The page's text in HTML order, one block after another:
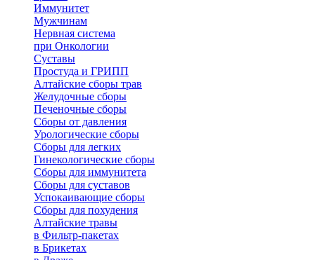
Иммунитет
Мужчинам
Нервная система
при Онкологии
Суставы
Простуда и ГРИПП
Алтайские сборы трав
Желудочные сборы
Печеночные сборы
Сборы от давления
Урологические сборы
Сборы для легких
Гинекологические сборы
Сборы для иммунитета
Сборы для суставов
Успокаивающие сборы
Сборы для похудения
Алтайские травы
в Фильтр-пакетах
в Брикетах